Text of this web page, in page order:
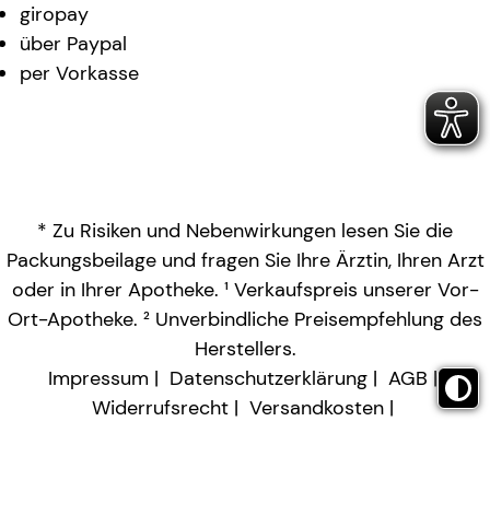
giropay
über Paypal
per Vorkasse
* Zu Risiken und Nebenwirkungen lesen Sie die
Packungsbeilage und fragen Sie Ihre Ärztin, Ihren Arzt
oder in Ihrer Apotheke. ¹ Verkaufspreis unserer Vor-
Ort-Apotheke. ² Unverbindliche Preisempfehlung des
Herstellers.
Impressum
Datenschutzerklärung
AGB
Widerrufsrecht
Versandkosten